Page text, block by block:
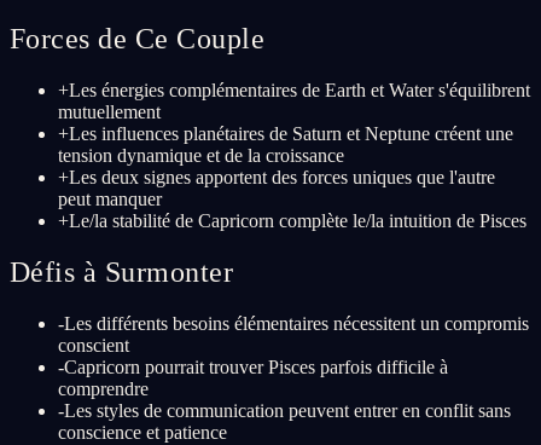
Forces de Ce Couple
+Les énergies complémentaires de Earth et Water s'équilibrent
mutuellement
+Les influences planétaires de Saturn et Neptune créent une
tension dynamique et de la croissance
+Les deux signes apportent des forces uniques que l'autre
peut manquer
+Le/la stabilité de Capricorn complète le/la intuition de Pisces
Défis à Surmonter
-Les différents besoins élémentaires nécessitent un compromis
conscient
-Capricorn pourrait trouver Pisces parfois difficile à
comprendre
-Les styles de communication peuvent entrer en conflit sans
conscience et patience